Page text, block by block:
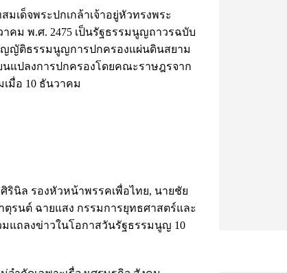
มเด็จพระปกเกล้าเจ้าอยู่หัวทรงพระ
คม พ.ศ. 2475 เป็นรัฐธรรมนูญถาวรฉบับ
ญญัติธรรมนูญการปกครองแผ่นดินสยาม
นแปลงการปกครองโดยคณะราษฎรจาก
มื่อ 10 ธันวาคม
รินิล รองหัวหน้าพรรคเพื่อไทย, นายชัย
รนต์ ฉายแสง กรรมการยุทธศาสตร์และ
แถลงข่าวในโอกาสวันรัฐธรรมนูญ 10